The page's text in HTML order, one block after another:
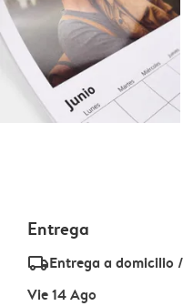
Entrega
delivery_standard_v2Entrega a domicilio
Vie 14 Ago